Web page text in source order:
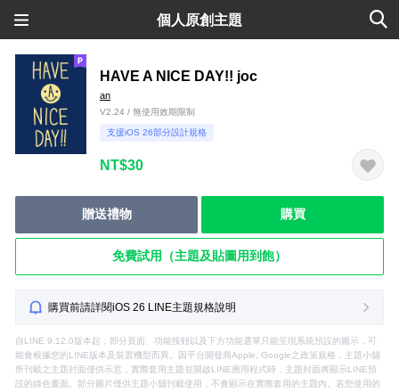
個人原創主題
HAVE A NICE DAY!! joc
an
V2.24 / 無使用效期限制
支援iOS 26部分設計規格
NT$30
贈送禮物 購買
免費試用（主題及貼圖用到飽）
購買前請詳閱iOS 26 LINE主題規格說明
自LINE 9.12.0版本起，部分頁面、功能按鈕以及下方功能選單只能呈現系統預設的圖示，可
能會根據您的LINE版本及裝置機型而異。因平台開發商Apple, Google之政策規格，主題小舖
所刊載之主題封面僅供示意，實際套用主題並開啟LINE應用程式時，主題封面將顯示LINE預
設的綠色畫面。部分圖片僅供主題小舖刊載使用，不會顯示在實際套用的主題內。若您使用的